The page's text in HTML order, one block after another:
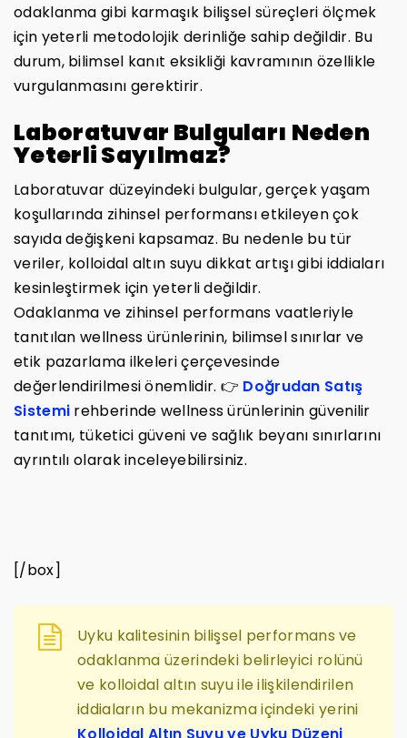
odaklanma gibi karmaşık bilişsel süreçleri ölçmek
için yeterli metodolojik derinliğe sahip değildir. Bu
durum, bilimsel kanıt eksikliği kavramının özellikle
vurgulanmasını gerektirir.
Laboratuvar Bulguları Neden
Yeterli Sayılmaz?
Laboratuvar düzeyindeki bulgular, gerçek yaşam
koşullarında zihinsel performansı etkileyen çok
sayıda değişkeni kapsamaz. Bu nedenle bu tür
veriler, kolloidal altın suyu dikkat artışı gibi iddiaları
kesinleştirmek için yeterli değildir.
Odaklanma ve zihinsel performans vaatleriyle
tanıtılan wellness ürünlerinin, bilimsel sınırlar ve
etik pazarlama ilkeleri çerçevesinde
değerlendirilmesi önemlidir. 👉 Doğrudan Satış
Sistemi rehberinde wellness ürünlerinin güvenilir
tanıtımı, tüketici güveni ve sağlık beyanı sınırlarını
ayrıntılı olarak inceleyebilirsiniz.
[/box]
Uyku kalitesinin bilişsel performans ve
odaklanma üzerindeki belirleyici rolünü
ve kolloidal altın suyu ile ilişkilendirilen
iddiaların bu mekanizma içindeki yerini